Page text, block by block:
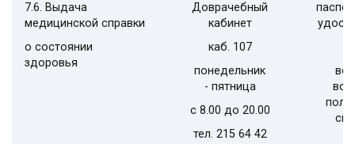
7.6. Выдача
медицинской справки
о состоянии
здоровья
Доврачебный
кабинет
каб. 107
понедельник
- пятница
с 8.00 до 20.00
тел. 215 64 42